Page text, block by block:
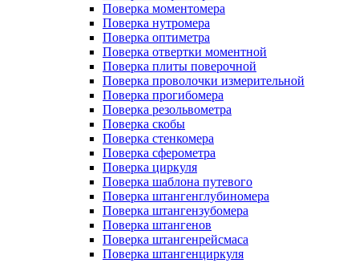
Поверка моментомера
Поверка нутромера
Поверка оптиметра
Поверка отвертки моментной
Поверка плиты поверочной
Поверка проволочки измерительной
Поверка прогибомера
Поверка резольвометра
Поверка скобы
Поверка стенкомера
Поверка сферометра
Поверка циркуля
Поверка шаблона путевого
Поверка штангенглубиномера
Поверка штангензубомера
Поверка штангенов
Поверка штангенрейсмаса
Поверка штангенциркуля